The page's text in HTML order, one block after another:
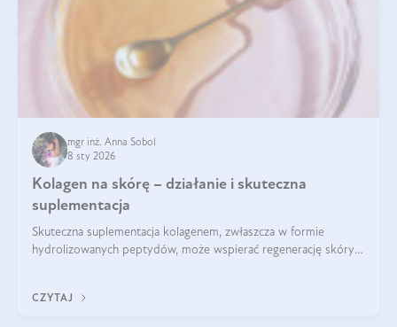
mgr inż. Anna Sobol
8 sty 2026
Kolagen na skórę – działanie i skuteczna
suplementacja
Skuteczna suplementacja kolagenem, zwłaszcza w formie
hydrolizowanych peptydów, może wspierać regenerację skóry i
CZYTAJ